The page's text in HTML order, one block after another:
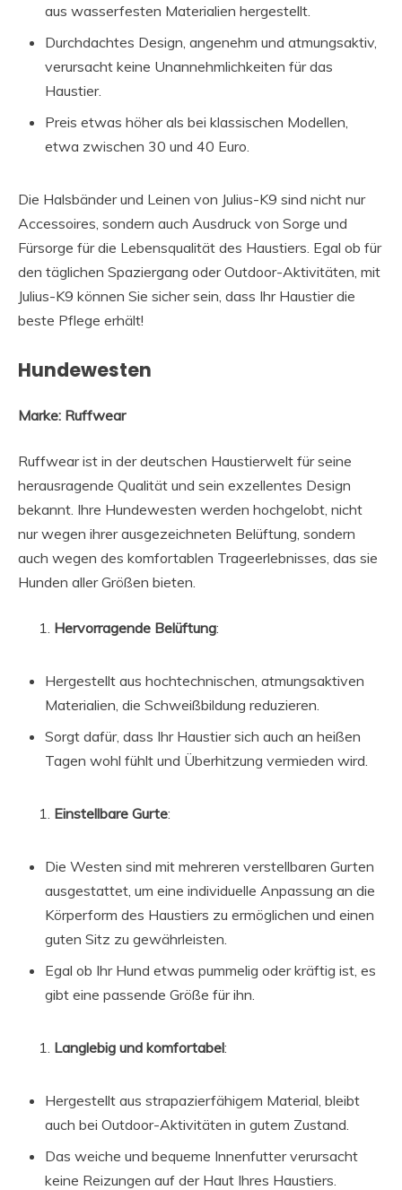
aus wasserfesten Materialien hergestellt.
Durchdachtes Design, angenehm und atmungsaktiv,
verursacht keine Unannehmlichkeiten für das
Haustier.
Preis etwas höher als bei klassischen Modellen,
etwa zwischen 30 und 40 Euro.
Die Halsbänder und Leinen von Julius-K9 sind nicht nur
Accessoires, sondern auch Ausdruck von Sorge und
Fürsorge für die Lebensqualität des Haustiers. Egal ob für
den täglichen Spaziergang oder Outdoor-Aktivitäten, mit
Julius-K9 können Sie sicher sein, dass Ihr Haustier die
beste Pflege erhält!
Hundewesten
Marke: Ruffwear
Ruffwear ist in der deutschen Haustierwelt für seine
herausragende Qualität und sein exzellentes Design
bekannt. Ihre Hundewesten werden hochgelobt, nicht
nur wegen ihrer ausgezeichneten Belüftung, sondern
auch wegen des komfortablen Trageerlebnisses, das sie
Hunden aller Größen bieten.
Hervorragende Belüftung:
Hergestellt aus hochtechnischen, atmungsaktiven
Materialien, die Schweißbildung reduzieren.
Sorgt dafür, dass Ihr Haustier sich auch an heißen
Tagen wohl fühlt und Überhitzung vermieden wird.
Einstellbare Gurte:
Die Westen sind mit mehreren verstellbaren Gurten
ausgestattet, um eine individuelle Anpassung an die
Körperform des Haustiers zu ermöglichen und einen
guten Sitz zu gewährleisten.
Egal ob Ihr Hund etwas pummelig oder kräftig ist, es
gibt eine passende Größe für ihn.
Langlebig und komfortabel:
Hergestellt aus strapazierfähigem Material, bleibt
auch bei Outdoor-Aktivitäten in gutem Zustand.
Das weiche und bequeme Innenfutter verursacht
keine Reizungen auf der Haut Ihres Haustiers.